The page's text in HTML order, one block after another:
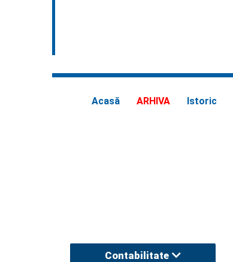
Acasă ARHIVA Istoric
Contabilitate